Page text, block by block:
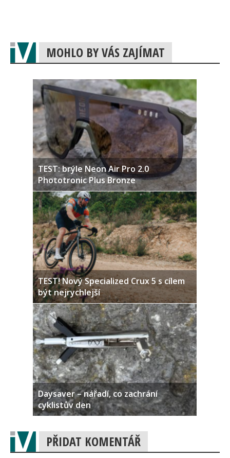
MOHLO BY VÁS ZAJÍMAT
TEST: brýle Neon Air Pro 2.0
Phototronic Plus Bronze
TEST! Nový Specialized Crux 5 s cílem
být nejrychlejší
Daysaver – nářadí, co zachrání
cyklistův den
PŘIDAT KOMENTÁŘ